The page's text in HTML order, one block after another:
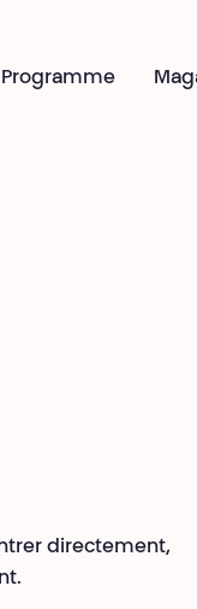
Programme
directement,